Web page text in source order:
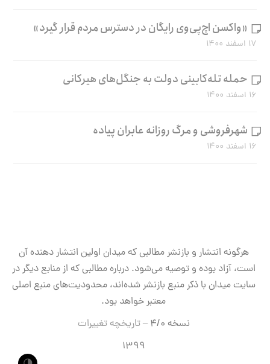
«واکسن اچ‌پی‌وی رایگان در دسترس مردم قرار گیرد»
۱۷ اسفند ۱۴۰۰
حمله تله‌کابینی دولت به جنگل‌های هیرکانی
۱۶ اسفند ۱۴۰۰
شهرفروشی و مرگ روزانه عابران پیاده
۱۶ اسفند ۱۴۰۰
هرگونه انتشار و بازنشر مطالبی که میدان اولین انتشار دهنده آن
است، آزاد بوده و توصیه می‌شود. درباره مطالبی که از منابع دیگر در
سایت میدان با ذکر منبع بازنشر شده‌اند، محدودیت‌های منبع اصلی
معتبر خواهد بود.
نسخه ۴/۰ –
تاریخچه تغییرات
۱۳۹۹